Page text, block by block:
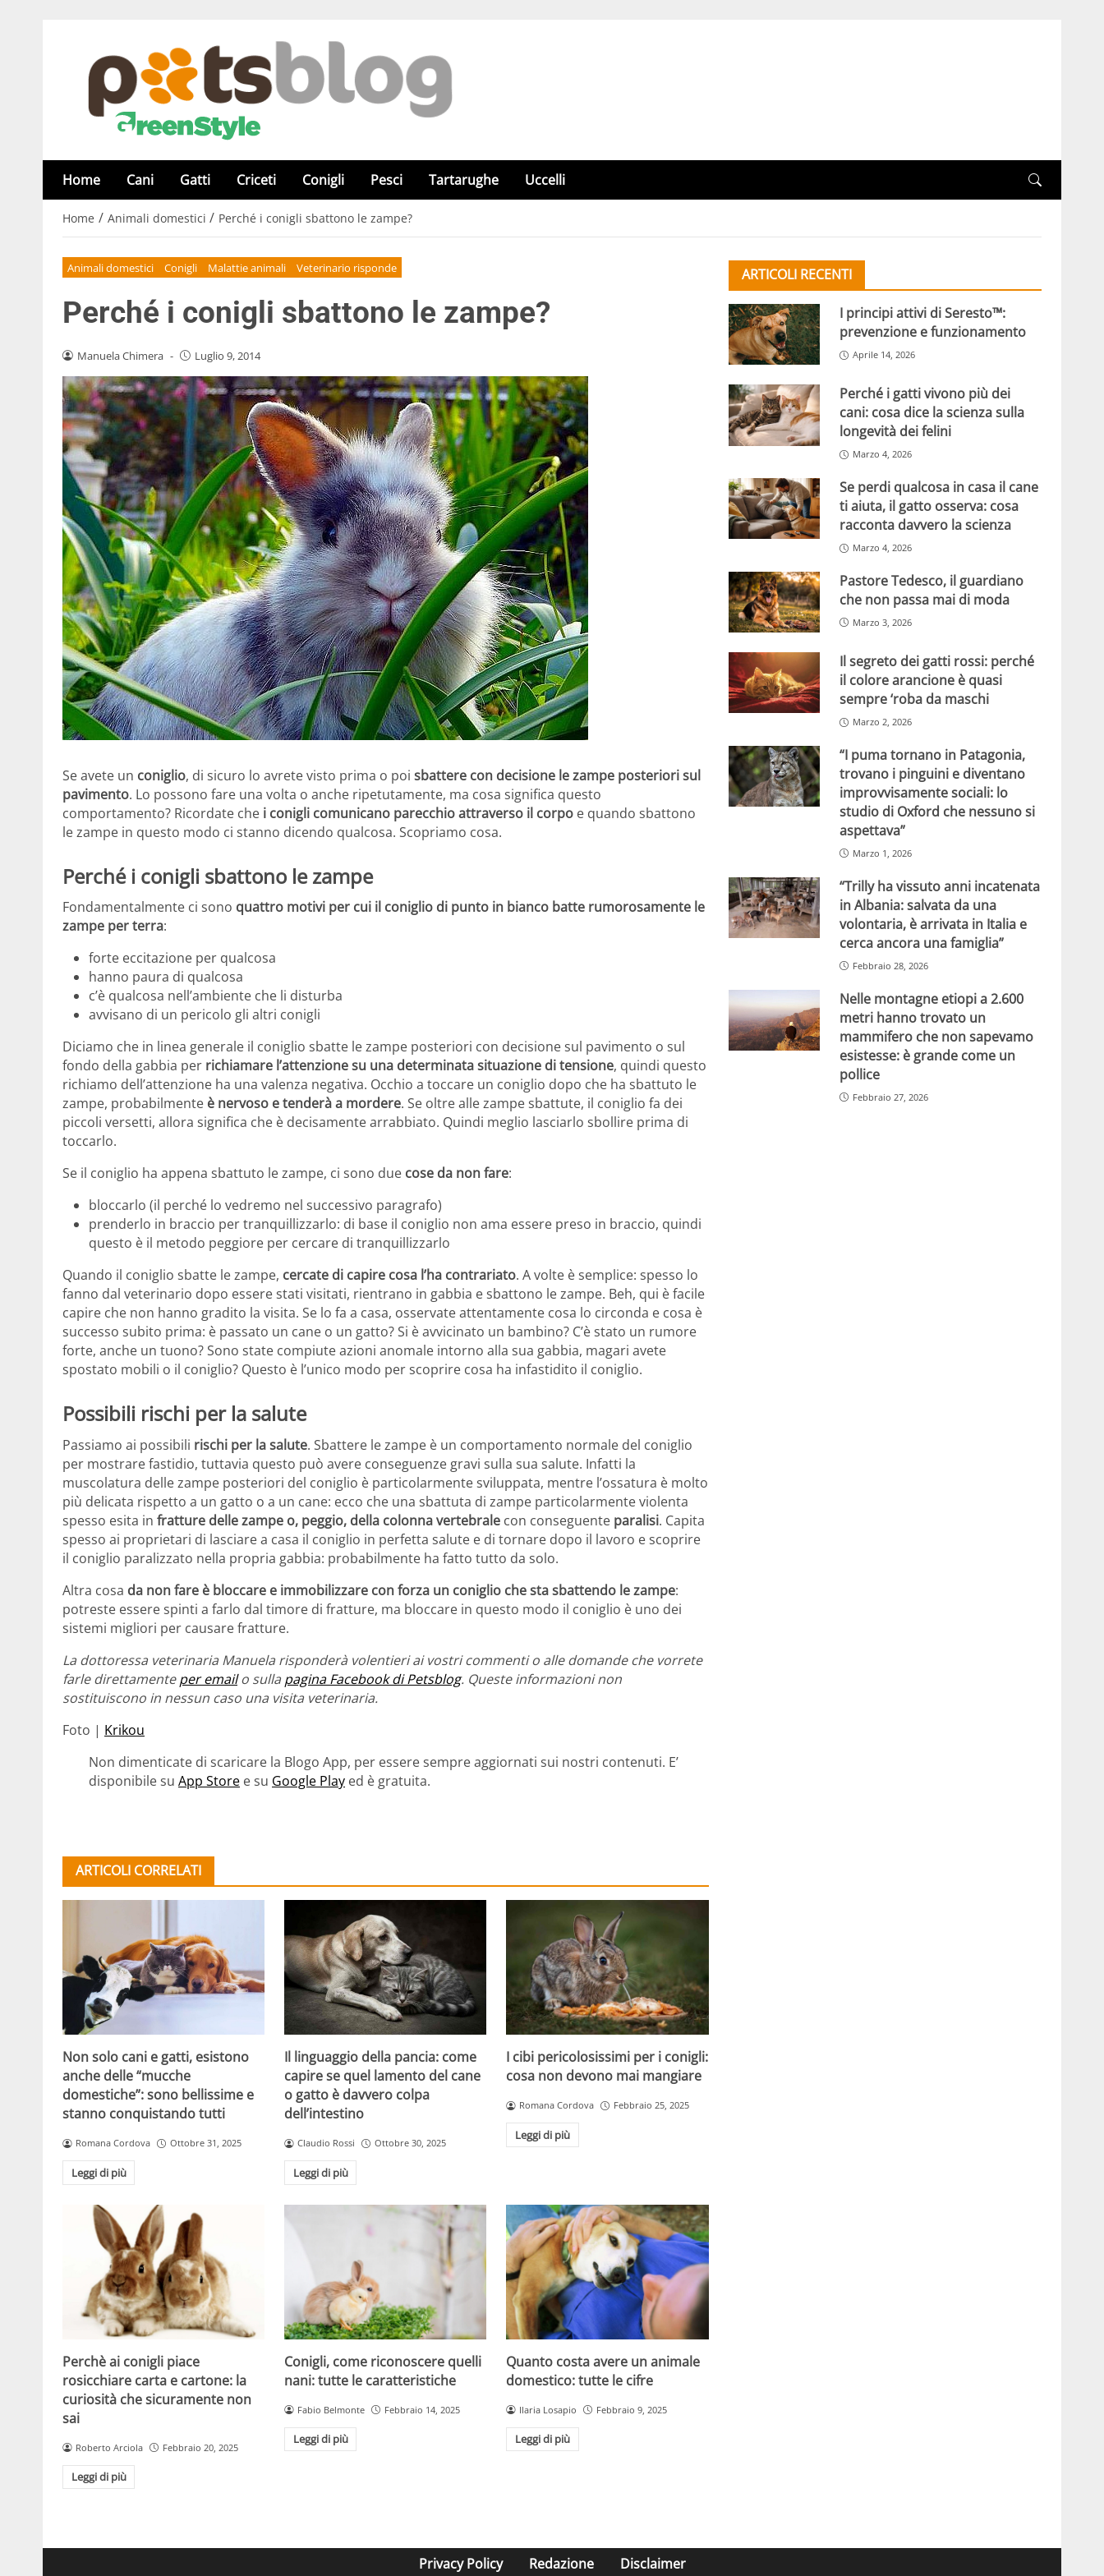
Home Cani Gatti Criceti Conigli Pesci Tartarughe Uccelli
Home / Animali domestici / Perché i conigli sbattono le zampe?
Animali domestici Conigli Malattie animali Veterinario risponde
Perché i conigli sbattono le zampe?
Manuela Chimera - Luglio 9, 2014
Se avete un coniglio, di sicuro lo avrete visto prima o poi sbattere con decisione le zampe posteriori sul
pavimento. Lo possono fare una volta o anche ripetutamente, ma cosa significa questo
comportamento? Ricordate che i conigli comunicano parecchio attraverso il corpo e quando sbattono
le zampe in questo modo ci stanno dicendo qualcosa. Scopriamo cosa.
Perché i conigli sbattono le zampe
Fondamentalmente ci sono quattro motivi per cui il coniglio di punto in bianco batte rumorosamente le
zampe per terra:
forte eccitazione per qualcosa
hanno paura di qualcosa
c’è qualcosa nell’ambiente che li disturba
avvisano di un pericolo gli altri conigli
Diciamo che in linea generale il coniglio sbatte le zampe posteriori con decisione sul pavimento o sul
fondo della gabbia per richiamare l’attenzione su una determinata situazione di tensione, quindi questo
richiamo dell’attenzione ha una valenza negativa. Occhio a toccare un coniglio dopo che ha sbattuto le
zampe, probabilmente è nervoso e tenderà a mordere. Se oltre alle zampe sbattute, il coniglio fa dei
piccoli versetti, allora significa che è decisamente arrabbiato. Quindi meglio lasciarlo sbollire prima di
toccarlo.
Se il coniglio ha appena sbattuto le zampe, ci sono due cose da non fare:
bloccarlo (il perché lo vedremo nel successivo paragrafo)
prenderlo in braccio per tranquillizzarlo: di base il coniglio non ama essere preso in braccio, quindi
questo è il metodo peggiore per cercare di tranquillizzarlo
Quando il coniglio sbatte le zampe, cercate di capire cosa l’ha contrariato. A volte è semplice: spesso lo
fanno dal veterinario dopo essere stati visitati, rientrano in gabbia e sbattono le zampe. Beh, qui è facile
capire che non hanno gradito la visita. Se lo fa a casa, osservate attentamente cosa lo circonda e cosa è
successo subito prima: è passato un cane o un gatto? Si è avvicinato un bambino? C’è stato un rumore
forte, anche un tuono? Sono state compiute azioni anomale intorno alla sua gabbia, magari avete
spostato mobili o il coniglio? Questo è l’unico modo per scoprire cosa ha infastidito il coniglio.
Possibili rischi per la salute
Passiamo ai possibili rischi per la salute. Sbattere le zampe è un comportamento normale del coniglio
per mostrare fastidio, tuttavia questo può avere conseguenze gravi sulla sua salute. Infatti la
muscolatura delle zampe posteriori del coniglio è particolarmente sviluppata, mentre l’ossatura è molto
più delicata rispetto a un gatto o a un cane: ecco che una sbattuta di zampe particolarmente violenta
spesso esita in fratture delle zampe o, peggio, della colonna vertebrale con conseguente paralisi. Capita
spesso ai proprietari di lasciare a casa il coniglio in perfetta salute e di tornare dopo il lavoro e scoprire
il coniglio paralizzato nella propria gabbia: probabilmente ha fatto tutto da solo.
Altra cosa da non fare è bloccare e immobilizzare con forza un coniglio che sta sbattendo le zampe:
potreste essere spinti a farlo dal timore di fratture, ma bloccare in questo modo il coniglio è uno dei
sistemi migliori per causare fratture.
La dottoressa veterinaria Manuela risponderà volentieri ai vostri commenti o alle domande che vorrete
farle direttamenteper emailo sulla pagina Facebook di Petsblog. Queste informazioni non
sostituiscono in nessun caso una visita veterinaria.
Foto | Krikou
Non dimenticate di scaricare la Blogo App, per essere sempre aggiornati sui nostri contenuti. E’
disponibile su App Store e su Google Play ed è gratuita.
ARTICOLI CORRELATI
Non solo cani e gatti, esistono
anche delle “mucche
domestiche”: sono bellissime e
stanno conquistando tutti
Romana Cordova Ottobre 31, 2025
Leggi di più
Il linguaggio della pancia: come
capire se quel lamento del cane
o gatto è davvero colpa
dell’intestino
Claudio Rossi Ottobre 30, 2025
Leggi di più
I cibi pericolosissimi per i conigli:
cosa non devono mai mangiare
Romana Cordova Febbraio 25, 2025
Leggi di più
Perchè ai conigli piace
rosicchiare carta e cartone: la
curiosità che sicuramente non
sai
Roberto Arciola Febbraio 20, 2025
Leggi di più
Conigli, come riconoscere quelli
nani: tutte le caratteristiche
Fabio Belmonte Febbraio 14, 2025
Leggi di più
Quanto costa avere un animale
domestico: tutte le cifre
Ilaria Losapio Febbraio 9, 2025
Leggi di più
ARTICOLI RECENTI
I principi attivi di Seresto™:
prevenzione e funzionamento
Aprile 14, 2026
Perché i gatti vivono più dei
cani: cosa dice la scienza sulla
longevità dei felini
Marzo 4, 2026
Se perdi qualcosa in casa il cane
ti aiuta, il gatto osserva: cosa
racconta davvero la scienza
Marzo 4, 2026
Pastore Tedesco, il guardiano
che non passa mai di moda
Marzo 3, 2026
Il segreto dei gatti rossi: perché
il colore arancione è quasi
sempre ‘roba da maschi
Marzo 2, 2026
“I puma tornano in Patagonia,
trovano i pinguini e diventano
improvvisamente sociali: lo
studio di Oxford che nessuno si
aspettava”
Marzo 1, 2026
“Trilly ha vissuto anni incatenata
in Albania: salvata da una
volontaria, è arrivata in Italia e
cerca ancora una famiglia”
Febbraio 28, 2026
Nelle montagne etiopi a 2.600
metri hanno trovato un
mammifero che non sapevamo
esistesse: è grande come un
pollice
Febbraio 27, 2026
Privacy Policy Redazione Disclaimer